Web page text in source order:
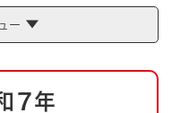
ー
7年